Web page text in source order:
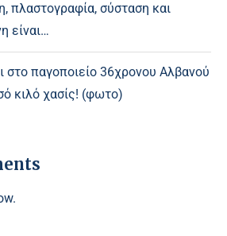
πλαστογραφία, σύσταση και
είναι…
στο παγοποιείο 36χρονου Αλβανού
κιλό χασίς! (φωτο)